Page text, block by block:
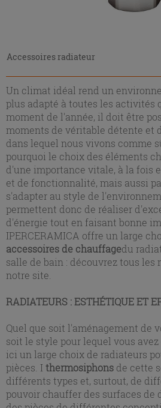
Accessoires radiateur
Un climat idéal rend un
plus adapté à toutes les activités
moment de l'année, il doit être
moments de véritable détente et
dans lequel nous vivons comme
pourquoi le choix des éléments
d'une importance vitale, à la fois
et de fonctionnalité, mais aussi
s'adapter au style de
permettent donc de réaliser
d'énergie tout en faisant bonne
IPERCERAMICA offre un large
accessoires de chauffagedu
salle de bain : découvrez tous les
notre site.
RADIATEURS : ESTHÉTIQUE ET
Quel que soit l'aménagement de
soit le style pour lequel vous
ici un large choix de radiateurs
pièces. I thermosiphons de cette
différents types et, surtout, de
pouvoir chauffer des surfaces de